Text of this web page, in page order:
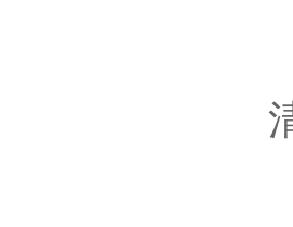
市清城